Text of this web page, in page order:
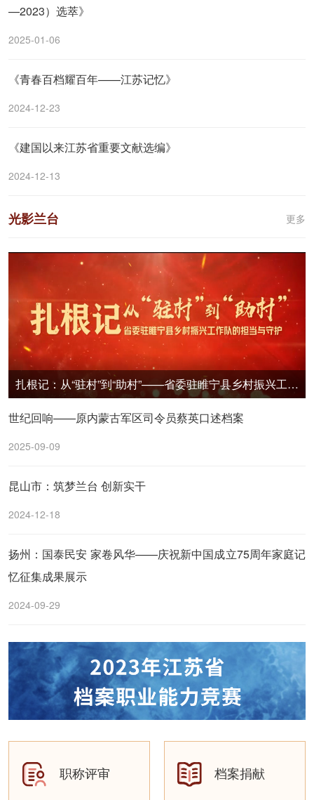
—2023）选萃》
2025-01-06
《青春百档耀百年——江苏记忆》
2024-12-23
《建国以来江苏省重要文献选编》
2024-12-13
光影兰台 更多
扎根记：从“驻村”到“助村”——省委驻睢宁县乡村振兴工作队的担当与守护
世纪回响——原内蒙古军区司令员蔡英口述档案
2025-09-09
昆山市：筑梦兰台 创新实干
2024-12-18
扬州：国泰民安 家卷风华——庆祝新中国成立75周年家庭记
忆征集成果展示
2024-09-29
职称评审 档案捐献